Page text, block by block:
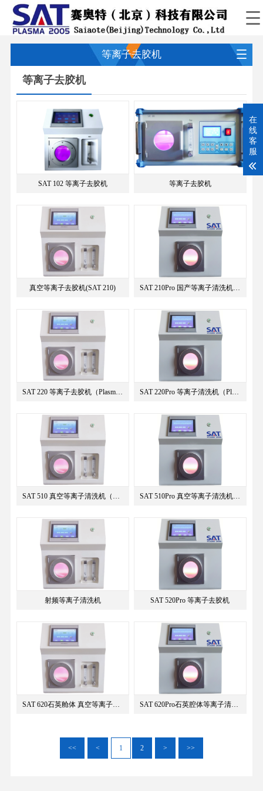
等离子去胶机
等离子去胶机
SAT 102 等离子去胶机 等离子去胶机
真空等离子去胶机(SAT 210) SAT 210Pro 国产等离子清洗机（···
SAT 220 等离子去胶机（Plasma··· SAT 220Pro 等离子清洗机（Pla···
SAT 510 真空等离子清洗机（Pl··· SAT 510Pro 真空等离子清洗机（···
射频等离子清洗机 SAT 520Pro 等离子去胶机
SAT 620石英舱体 真空等离子（··· SAT 620Pro石英腔体等离子清洗···
<< < 1 2 > >>
在
线
客
服